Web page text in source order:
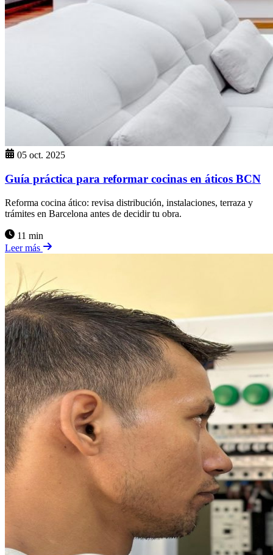
05 oct. 2025
Guía práctica para reformar cocinas en áticos BCN
Reforma cocina ático: revisa distribución, instalaciones, terraza y
trámites en Barcelona antes de decidir tu obra.
11 min
Leer más